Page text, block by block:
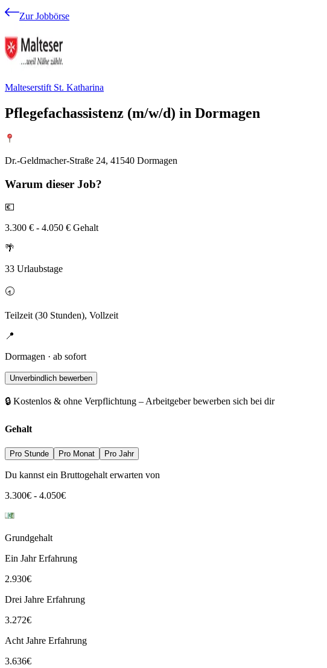
Zur Jobbörse
Malteserstift St. Katharina
Pflegefachassistenz (m/w/d) in Dormagen
Dr.-Geldmacher-Straße 24, 41540 Dormagen
Warum dieser Job?
💶
3.300 € - 4.050 € Gehalt
🌴
33 Urlaubstage
🕣
Teilzeit (30 Stunden), Vollzeit
📍
Dormagen · ab sofort
Unverbindlich bewerben
🔒 Kostenlos & ohne Verpflichtung – Arbeitgeber bewerben sich bei dir
Gehalt
Pro Stunde Pro Monat Pro Jahr
Du kannst ein Bruttogehalt erwarten von
3.300€ - 4.050€
Grundgehalt
Ein Jahr Erfahrung
2.930€
Drei Jahre Erfahrung
3.272€
Acht Jahre Erfahrung
3.636€